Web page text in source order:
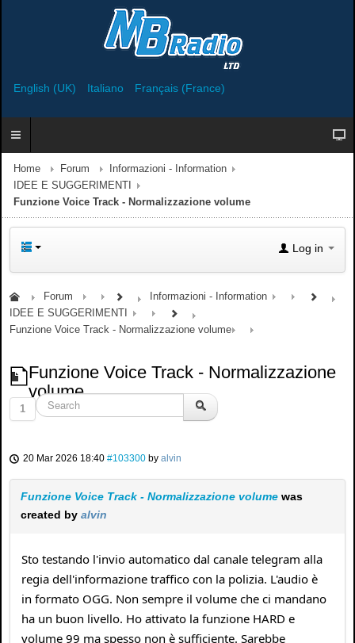
English (UK) Italiano Français (France)
Home Forum
Informazioni - Information
IDEE E SUGGERIMENTI
Funzione Voice Track - Normalizzazione volume
Log in
Forum
Informazioni - Information
IDEE E SUGGERIMENTI
Funzione Voice Track - Normalizzazione volume
Funzione Voice Track - Normalizzazione
volume
1
20 Mar 2026 18:40 #103300 by alvin
Funzione Voice Track - Normalizzazione volume was
created by alvin
Sto testando l'invio automatico dal canale telegram alla
regia dell'informazione traffico con la polizia. L'audio è
in formato OGG. Non sempre il volume che ci mandano
ha un buon livello. Ho attivato la funzione HARD e
volume 99 ma spesso non è sufficiente. Sarebbe